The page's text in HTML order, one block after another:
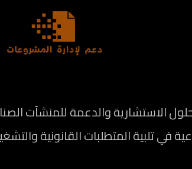
والدعمة للمنشآت
في تلبية المتطلبات القانونية